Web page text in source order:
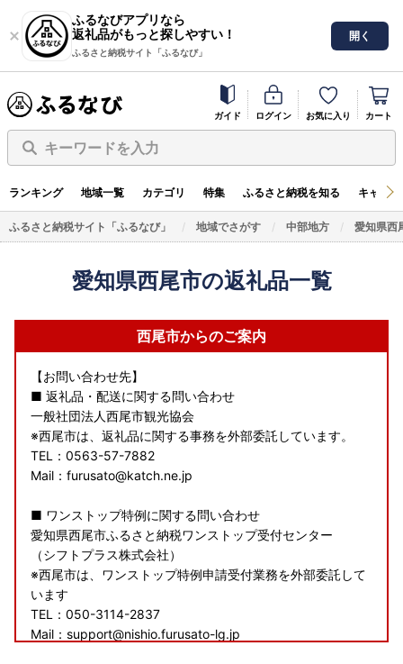
ふるなびアプリなら
返礼品がもっと探しやすい！
ふるさと納税サイト「ふるなび」
開く
ガイド ログイン お気に入り カート
キーワードを入力
ランキング 地域一覧 カテゴリ 特集 ふるさと納税を知る キャン
ふるさと納税サイト「ふるなび」 地域でさがす 中部地方 愛知県西
愛知県西尾市の返礼品一覧
西尾市からのご案内
【お問い合わせ先】
■ 返礼品・配送に関する問い合わせ
一般社団法人西尾市観光協会
※西尾市は、返礼品に関する事務を外部委託しています。
TEL：0563-57-7882
Mail：furusato@katch.ne.jp
■ ワンストップ特例に関する問い合わせ
愛知県西尾市ふるさと納税ワンストップ受付センター
（シフトプラス株式会社）
※西尾市は、ワンストップ特例申請受付業務を外部委託して
います
TEL：050-3114-2837
Mail：support@nishio.furusato-lg.jp